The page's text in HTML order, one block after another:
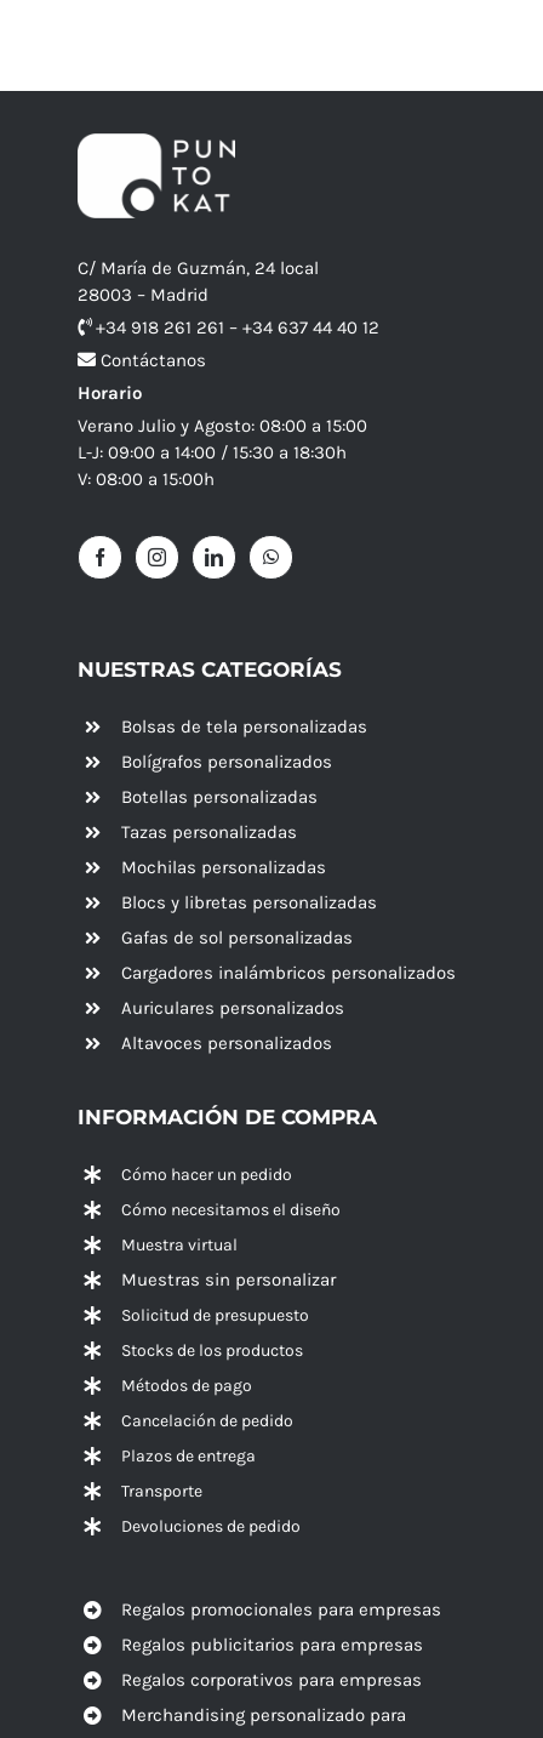
C/ María de Guzmán, 24 local
28003 – Madrid
+34 918 261 261 – +34 637 44 40 12
Contáctanos
Horario
Verano Julio y Agosto: 08:00 a 15:00
L-J: 09:00 a 14:00 / 15:30 a 18:30h
V: 08:00 a 15:00h
NUESTRAS CATEGORÍAS
Bolsas de tela personalizadas
Bolígrafos personalizados
Botellas personalizadas
Tazas personalizadas
Mochilas personalizadas
Blocs y libretas personalizadas
Gafas de sol personalizadas
Cargadores inalámbricos personalizados
Auriculares personalizados
Altavoces personalizados
INFORMACIÓN DE COMPRA
Cómo hacer un pedido
Cómo necesitamos el diseño
Muestra virtual
Muestras sin personalizar
Solicitud de presupuesto
Stocks de los productos
Métodos de pago
Cancelación de pedido
Plazos de entrega
Transporte
Devoluciones de pedido
Regalos promocionales para empresas
Regalos publicitarios para empresas
Regalos corporativos para empresas
Merchandising personalizado para